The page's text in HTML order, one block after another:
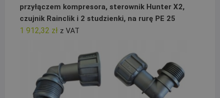
przyłączem kompresora, sterownik Hunter X2,
czujnik Rainclik i 2 studzienki, na rurę PE 25
1 912,32 zł z VAT